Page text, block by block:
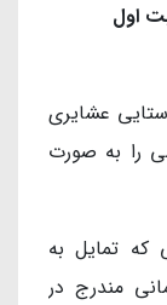
اول
عشایری
۳٠٠٠ تن جو دامی را به صورت
که تمایل به
مندرج در